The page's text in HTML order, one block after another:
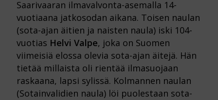
Saarivaaran ilmavalvonta-asemalla 14-
vuotiaana jatkosodan aikana. Toisen naulan
(sota-ajan äitien ja naisten naula) iski 104-
vuotias Helvi Valpe, joka on Suomen
viimeisiä elossa olevia sota-ajan äitejä. Hän
tietää millaista oli rientää ilmasuojaan
raskaana, lapsi sylissä. Kolmannen naulan
(Sotainvalidien naula) löi puolestaan sota-